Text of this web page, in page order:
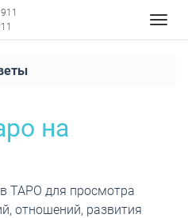
на
ТАРО для просмотра
отношений, развития